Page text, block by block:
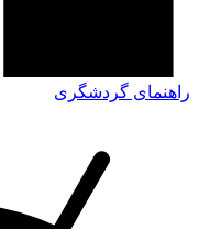
راهنمای گردشگری